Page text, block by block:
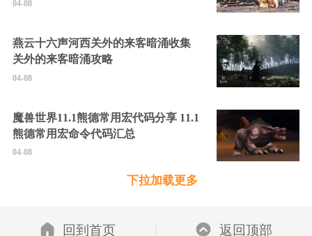
04-08
燕云十六声河西关外的来客暗涌收集
关外的来客暗涌攻略
04-08
魔兽世界11.1熊德常用宏代码分享 11.1
熊德常用宏命令代码汇总
04-08
下拉加载更多
回到首页 返回顶部